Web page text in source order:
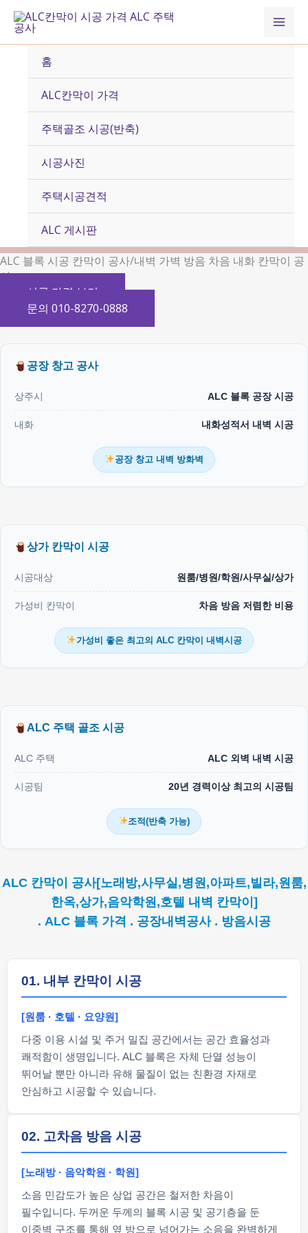
츠
홈
ALC칸막이 가격
주택골조 시공(반축)
시공사진
주택시공견적
ALC 게시판
ALC 블록 시공 칸막이 공사/내벽 가벽 방음 차음 내화 칸막이 공
사
시공 가격 보기
문의 010-8270-0888
공장 창고 공사
상주시 ALC 블록 공장 시공
내화 내화성적서 내벽 시공
공장 창고 내벽 방화벽
상가 칸막이 시공
시공대상 원룸/병원/학원/사무실/상가
가성비 칸막이 차음 방음 저렴한 비용
가성비 좋은 최고의 ALC 칸막이 내벽시공
ALC 주택 골조 시공
ALC 주택 ALC 외벽 내벽 시공
시공팀 20년 경력이상 최고의 시공팀
조적(반축 가능)
ALC 칸막이 공사[노래방,사무실,병원,아파트,빌라,원룸,
한옥,상가,음악학원,호텔 내벽 칸막이]
. ALC 블록 가격 . 공장내벽공사 . 방음시공
01. 내부 칸막이 시공
[원룸 · 호텔 · 요양원]
다중 이용 시설 및 주거 밀집 공간에서는 공간 효율성과
쾌적함이 생명입니다. ALC 블록은 자체 단열 성능이
뛰어날 뿐만 아니라 유해 물질이 없는 친환경 자재로
안심하고 시공할 수 있습니다.
02. 고차음 방음 시공
[노래방 · 음악학원 · 학원]
소음 민감도가 높은 상업 공간은 철저한 차음이
필수입니다. 두꺼운 두께의 블록 시공 및 공기층을 둔
이중벽 구조를 통해 옆 방으로 넘어가는 소음을 완벽하게